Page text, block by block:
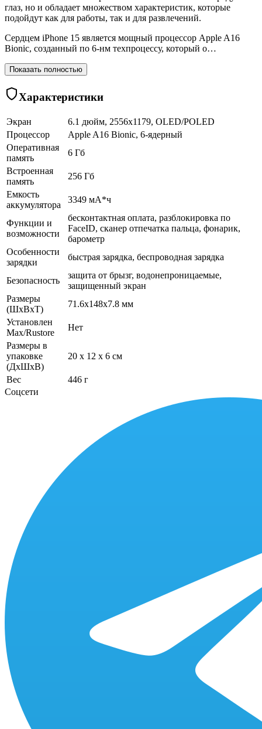
глаз, но и обладает множеством характеристик, которые
подойдут как для работы, так и для развлечений.
Сердцем iPhone 15 является мощный процессор Apple A16
Bionic, созданный по 6-нм техпроцессу, который о…
Показать полностью
Характеристики
Экран
6.1 дюйм, 2556x1179, OLED/POLED
Процессор
Apple A16 Bionic, 6-ядерный
Оперативная
память
6 Гб
Встроенная
память
256 Гб
Емкость
аккумулятора
3349 мА*ч
Функции и
возможности
бесконтактная оплата, разблокировка по
FaceID, сканер отпечатка пальца, фонарик,
барометр
Особенности
зарядки
быстрая зарядка, беспроводная зарядка
Безопасность
защита от брызг, водонепроницаемые,
защищенный экран
Размеры
(ШхВхТ)
71.6x148x7.8 мм
Установлен
Max/Rustore
Нет
Размеры в
упаковке
(ДхШхВ)
20 x 12 x 6 см
Вес
446 г
Соцсети